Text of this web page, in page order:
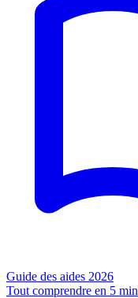
Guide des aides 2026
Tout comprendre en 5 min